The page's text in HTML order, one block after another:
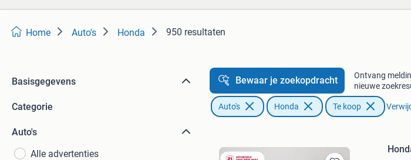
Home Auto's Honda 950 resultaten
Basisgegevens
Categorie
Auto's
Alle advertenties
Bewaar je zoekopdracht
Ontvang
nieuwe
Auto's Honda Te koop